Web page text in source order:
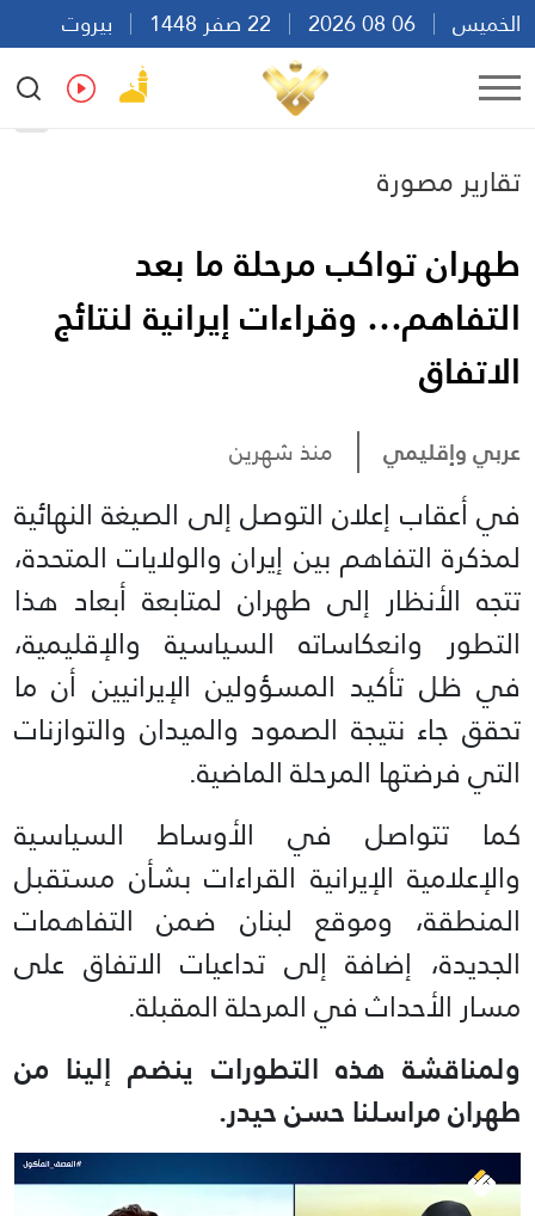
الخميس
بيروت
09:45
Ar
تقارير مصورة
طهران تواكب مرحلة ما بعد
التفاهم… وقراءات إيرانية لنتائج
الاتفاق
عربي وإقليمي منذ شهرين
في أعقاب إعلان التوصل إلى الصيغة النهائية
لمذكرة التفاهم بين إيران والولايات المتحدة،
تتجه الأنظار إلى طهران لمتابعة أبعاد هذا
التطور وانعكاساته السياسية والإقليمية،
في ظل تأكيد المسؤولين الإيرانيين أن ما
تحقق جاء نتيجة الصمود والميدان والتوازنات
التي فرضتها المرحلة الماضية.
كما تتواصل في الأوساط السياسية
والإعلامية الإيرانية القراءات بشأن مستقبل
المنطقة، وموقع لبنان ضمن التفاهمات
الجديدة، إضافة إلى تداعيات الاتفاق على
مسار الأحداث في المرحلة المقبلة.
ولمناقشة هذه التطورات ينضم إلينا من
طهران مراسلنا حسن حيدر.